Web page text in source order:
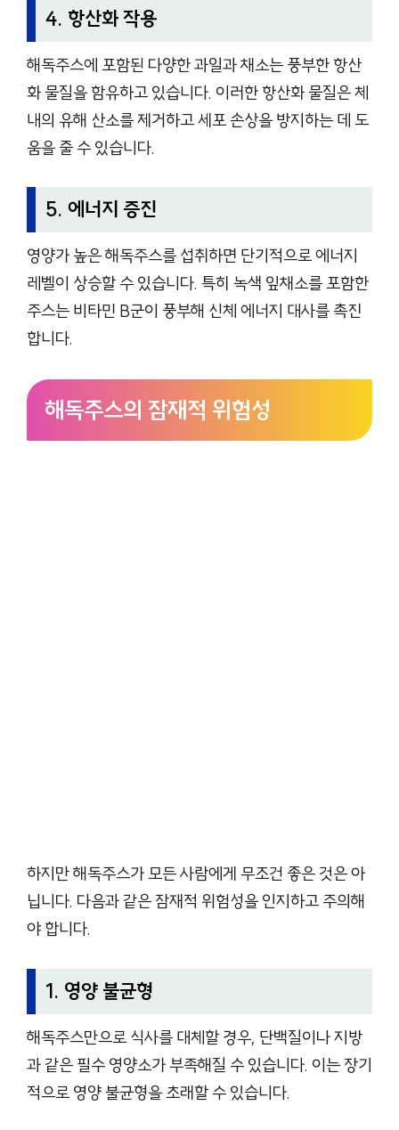
4. 항산화 작용
해독주스에 포함된 다양한 과일과 채소는 풍부한 항산
화 물질을 함유하고 있습니다. 이러한 항산화 물질은 체
내의 유해 산소를 제거하고 세포 손상을 방지하는 데 도
움을 줄 수 있습니다.
5. 에너지 증진
영양가 높은 해독주스를 섭취하면 단기적으로 에너지
레벨이 상승할 수 있습니다. 특히 녹색 잎채소를 포함한
주스는 비타민 B군이 풍부해 신체 에너지 대사를 촉진
합니다.
해독주스의 잠재적 위험성
하지만 해독주스가 모든 사람에게 무조건 좋은 것은 아
닙니다. 다음과 같은 잠재적 위험성을 인지하고 주의해
야 합니다.
1. 영양 불균형
해독주스만으로 식사를 대체할 경우, 단백질이나 지방
과 같은 필수 영양소가 부족해질 수 있습니다. 이는 장기
적으로 영양 불균형을 초래할 수 있습니다.